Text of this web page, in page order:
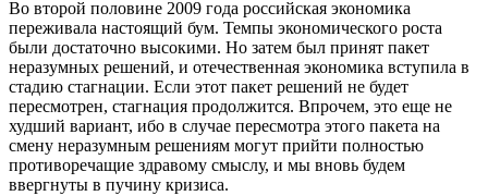
Во второй половине 2009 года российская экономика
переживала настоящий бум. Темпы экономического роста
были достаточно высокими. Но затем был принят пакет
неразумных решений, и отечественная экономика вступила в
стадию стагнации. Если этот пакет решений не будет
пересмотрен, стагнация продолжится. Впрочем, это еще не
худший вариант, ибо в случае пересмотра этого пакета на
смену неразумным решениям могут прийти полностью
противоречащие здравому смыслу, и мы вновь будем
ввергнуты в пучину кризиса.